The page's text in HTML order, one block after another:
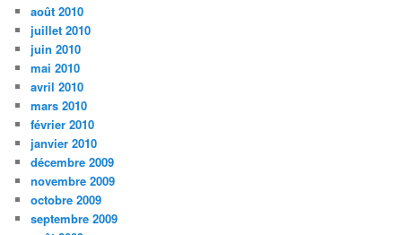
août 2010
juillet 2010
juin 2010
mai 2010
avril 2010
mars 2010
février 2010
janvier 2010
décembre 2009
novembre 2009
octobre 2009
septembre 2009